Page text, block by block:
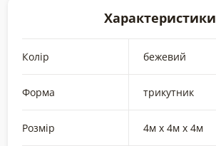
Характеристики
Колір бежевий
Форма трикутник
Розмір 4м х 4м х 4м